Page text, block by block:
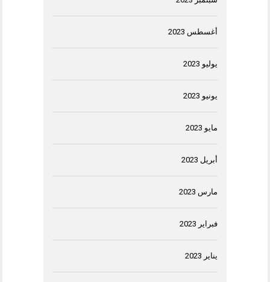
أغسطس 2023
يوليو 2023
يونيو 2023
مايو 2023
أبريل 2023
مارس 2023
فبراير 2023
يناير 2023